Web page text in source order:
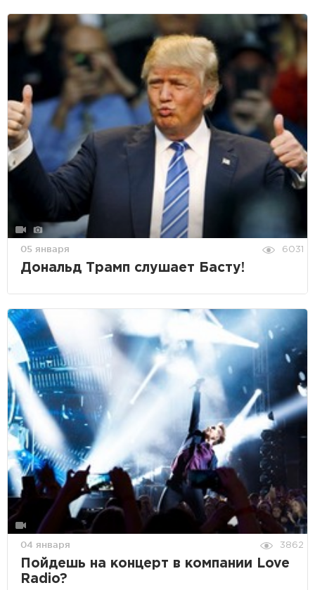
05 января 6031
Дональд Трамп слушает Басту!
04 января 3862
Пойдешь на концерт в компании Love
Radio?